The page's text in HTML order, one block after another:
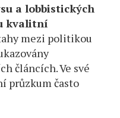
a lobbistických
kvalitní
mezi politikou
článcích. Ve své
průzkum často